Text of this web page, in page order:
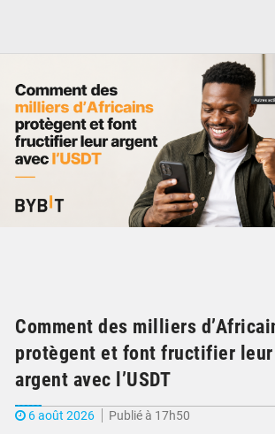
Comment des milliers
protègent et font fructifier leur
argent avec l’USDT
6 août 2026
Publié à 17h50